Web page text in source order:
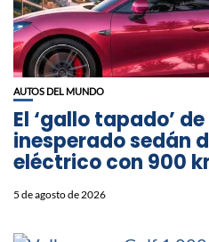
AUTOS DEL MUNDO
El ‘gallo tapado’
inesperado sedán
eléctrico con 900
5 de agosto de 2026